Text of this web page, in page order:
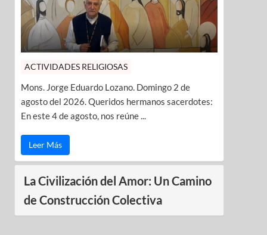
ACTIVIDADES RELIGIOSAS
Mons. Jorge Eduardo Lozano. Domingo 2 de
agosto del 2026. Queridos hermanos sacerdotes:
En este 4 de agosto, nos reúne ...
Leer Más
La Civilización del Amor: Un Camino
de Construcción Colectiva